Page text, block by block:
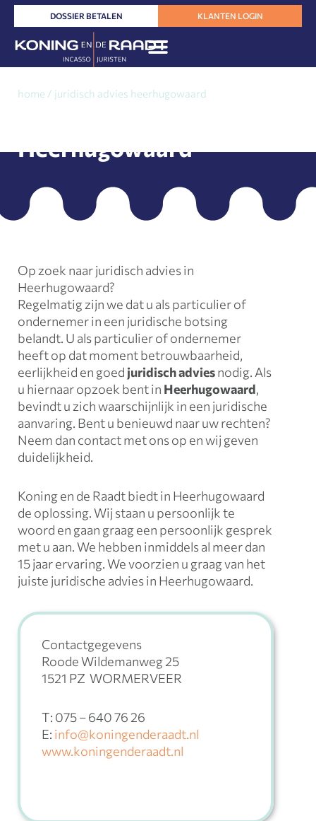
naar
DOSSIER BETALEN KLANTEN LOGIN
home / juridisch advies heerhugowaard
Heerhugowaard
Op zoek naar juridisch advies in
Heerhugowaard?
Regelmatig zijn we dat u als particulier of
ondernemer in een juridische botsing
belandt. U als particulier of ondernemer
heeft op dat moment betrouwbaarheid,
eerlijkheid en goed juridisch adviesnodig. Als
u hiernaar opzoek bent in Heerhugowaard,
bevindt u zich waarschijnlijk in een juridische
aanvaring. Bent u benieuwd naar uw rechten?
Neem dan contact met ons op en wij geven
duidelijkheid.
Koning en de Raadt biedt in Heerhugowaard
de oplossing. Wij staan u persoonlijk te
woord en gaan graag een persoonlijk gesprek
met u aan. We hebben inmiddels al meer dan
15 jaar ervaring. We voorzien u graag van het
juiste juridische advies in Heerhugowaard.
Contactgegevens
Roode Wildemanweg 25
1521 PZ WORMERVEER
T: 075 – 640 76 26
E: info@koningenderaadt.nl
www.koningenderaadt.nl